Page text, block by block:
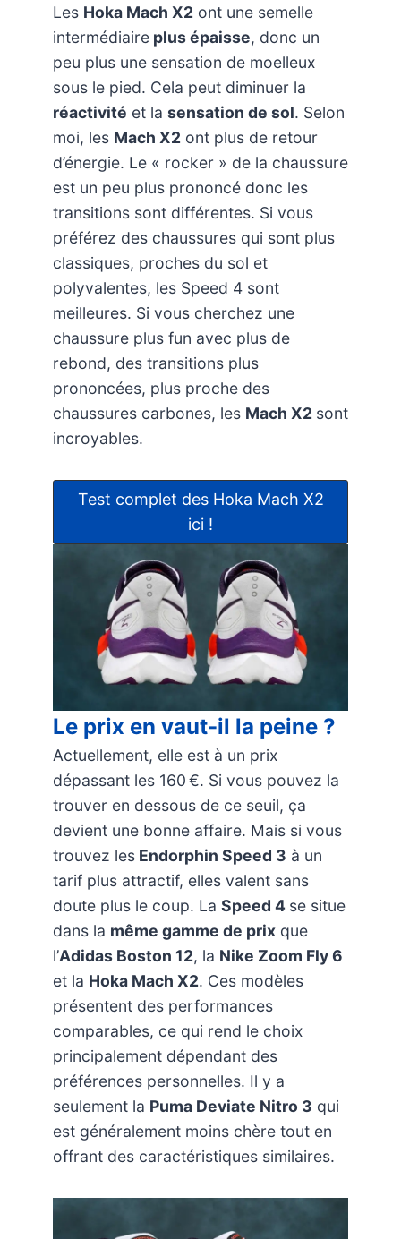
Les Hoka Mach X2 ont une semelle
intermédiaire plus épaisse, donc un
peu plus une sensation de moelleux
sous le pied. Cela peut diminuer la
réactivité et la sensation de sol. Selon
moi, les Mach X2 ont plus de retour
d’énergie. Le « rocker » de la chaussure
est un peu plus prononcé donc les
transitions sont différentes. Si vous
préférez des chaussures qui sont plus
classiques, proches du sol et
polyvalentes, les Speed 4 sont
meilleures. Si vous cherchez une
chaussure plus fun avec plus de
rebond, des transitions plus
prononcées, plus proche des
chaussures carbones, les Mach X2 sont
incroyables.
Test complet des Hoka Mach X2
ici !
Le prix en vaut-il la peine ?
Actuellement, elle est à un prix
dépassant les 160 €. Si vous pouvez la
trouver en dessous de ce seuil, ça
devient une bonne affaire. Mais si vous
trouvez les Endorphin Speed 3 à un
tarif plus attractif, elles valent sans
doute plus le coup. La Speed 4 se situe
dans la même gamme de prix que
l’Adidas Boston 12, la Nike Zoom Fly 6
et la Hoka Mach X2. Ces modèles
présentent des performances
comparables, ce qui rend le choix
principalement dépendant des
préférences personnelles. Il y a
seulement la Puma Deviate Nitro 3 qui
est généralement moins chère tout en
offrant des caractéristiques similaires.